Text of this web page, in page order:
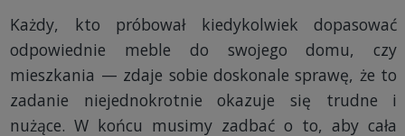
Każdy, kto próbował kiedykolwiek dopasować
odpowiednie meble do swojego domu, czy
mieszkania — zdaje sobie doskonale sprawę, że to
zadanie niejednokrotnie okazuje się trudne i
nużące. W końcu musimy zadbać o to, aby cała